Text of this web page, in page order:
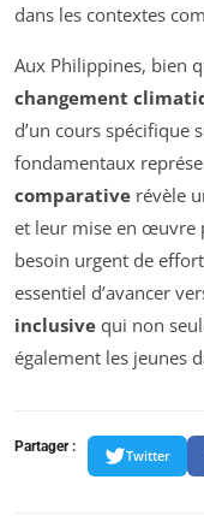
dans les contextes
Aux Philippines, bien
changement
d’un cours spécifique
fondamentaux
comparative révèle
et leur mise en œuvre
besoin urgent de
essentiel d’avancer
inclusive qui non
également les jeunes
Partager :
Twitter